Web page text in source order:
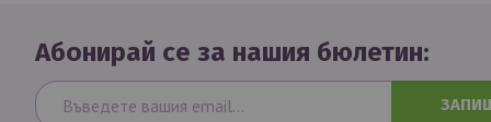
Абонирай се за нашия бюлетин: